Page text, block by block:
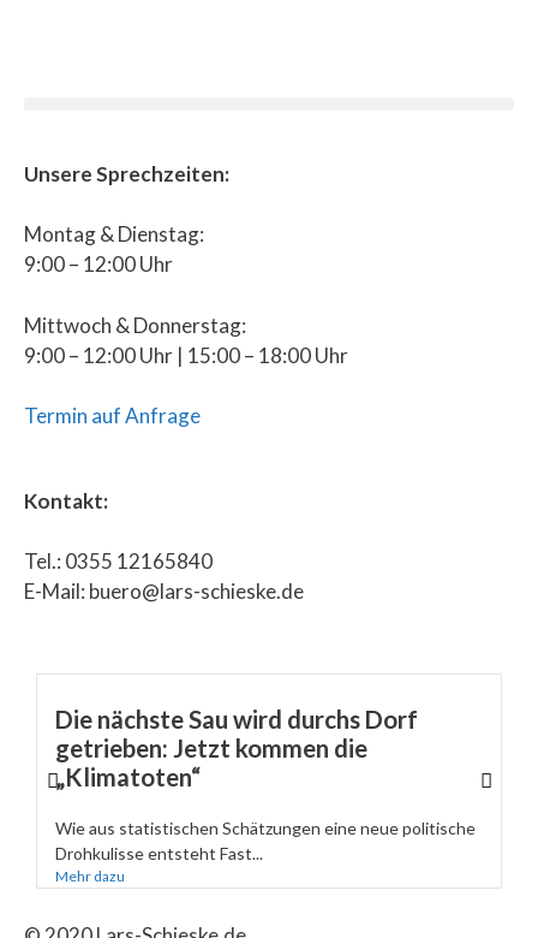
Unsere Sprechzeiten:
Montag & Dienstag:
9:00 – 12:00 Uhr
Mittwoch & Donnerstag:
9:00 – 12:00 Uhr | 15:00 – 18:00 Uhr
Termin auf Anfrage
Kontakt:
Tel.: 0355 12165840
E-Mail: buero@lars-schieske.de
Die nächste Sau wird durchs Dorf
getrieben: Jetzt kommen die
„Klimatoten“
Wie aus statistischen Schätzungen eine neue politische
Drohkulisse entsteht Fast...
Mehr dazu